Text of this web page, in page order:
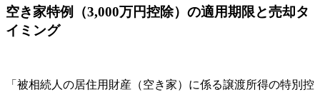
空き家特例（3,000万円控除）の適用期限と売却タ
イミング
「被相続人の居住用財産（空き家）に係る譲渡所得の特別控